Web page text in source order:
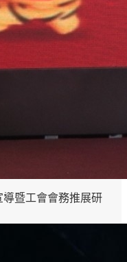
導暨工會會務推展研